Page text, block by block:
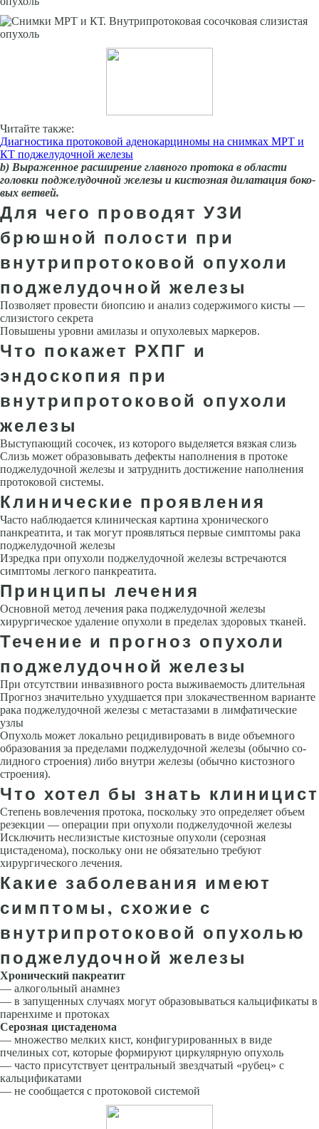
Читайте также:
Диагностика протоковой аденокарциномы на снимках МРТ и
КТ поджелудочной железы
b) Выраженное расши­рение главного протока в области
головки поджелудочной железы и ки­стозная дилатация боко­
вых ветвей.
Для чего проводят УЗИ
брюшной полости при
внутрипротоковой опухоли
поджелудочной железы
Позволяет провести биопсию и анализ содержимого кисты —
слизистого секрета
Повышены уровни амилазы и опухолевых маркеров.
Что покажет РХПГ и
эндоскопия при
внутрипротоковой опухоли
железы
Выступающий сосочек, из которого выделяется вязкая слизь
Слизь может образовывать дефекты наполнения в протоке
поджелудочной железы и затруднить достижение наполнения
протоковой системы.
Клинические проявления
Часто наблюдается клиническая картина хронического
панкреатита, и так могут проявляться первые симптомы рака
поджелудочной железы
Изредка при опухоли поджелудочной железы встречаются
симптомы легкого панкреатита.
Принципы лечения
Основной метод лечения рака поджелудочной железы
хирургическое удаление опухоли в пределах здоровых тканей.
Течение и прогноз опухоли
поджелудочной железы
При отсутствии инвазивного роста выживаемость длительная
Прогноз значительно ухудшается при злокачественном варианте
рака поджелудочной железы с метастазами в лимфатические
узлы
Опухоль может локально рецидивировать в виде объемного
образования за пределами поджелудочной железы (обычно со­
лидного строения) либо внутри железы (обычно кистозного
строения).
Что хотел бы знать клиницист
Степень вовлечения протока, поскольку это определяет объем
резекции — операции при опухоли поджелудочной железы
Исключить неслизистые кистозные опухоли (серозная
цистаденома), по­скольку они не обязательно требуют
хирургического лечения.
Какие заболевания имеют
симптомы, схожие с
внутрипротоковой опухолью
поджелудочной железы
Хронический пакреатит
— алкогольный анамнез
— в запущенных случаях могут образовываться кальцификаты в
паренхиме и протоках
Серозная цистаденома
— множество мелких кист, конфигурированных в виде
пчелиных сот, которые формируют циркулярную опухоль
— часто присутствует центральный звездчатый «рубец» с
кальцификатами
— не сообщается с протоковой системой